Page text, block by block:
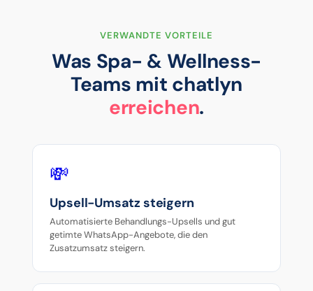
VERWANDTE VORTEILE
Was Spa- & Wellness-
Teams mit chatlyn
erreichen.
💸
Upsell-Umsatz steigern
Automatisierte Behandlungs-Upsells und gut
getimte WhatsApp-Angebote, die den
Zusatzumsatz steigern.